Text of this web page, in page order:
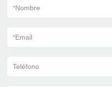
*Nombre
*Email
Teléfono